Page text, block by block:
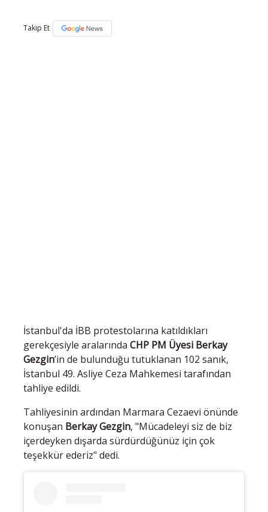
Takip Et
İstanbul'da İBB protestolarına katıldıkları
gerekçesiyle aralarında CHP PM Üyesi Berkay
Gezgin’in de bulunduğu tutuklanan 102 sanık,
İstanbul 49. Asliye Ceza Mahkemesi tarafından
tahliye edildi.
Tahliyesinin ardından Marmara Cezaevi önünde
konuşan Berkay Gezgin, "Mücadeleyi siz de biz
içerdeyken dışarda sürdürdüğünüz için çok
teşekkür ederiz" dedi.